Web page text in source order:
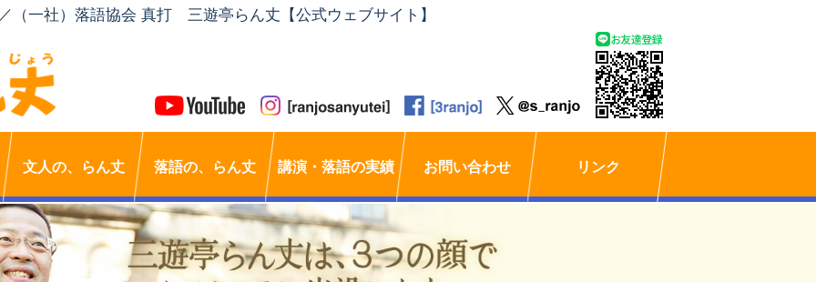
（一社）落語協会 真打 三遊亭らん丈【公式ウェブサイト】
文人の、らん丈 落語の、らん丈 講演・落語の実績 お問い合わせ リンク